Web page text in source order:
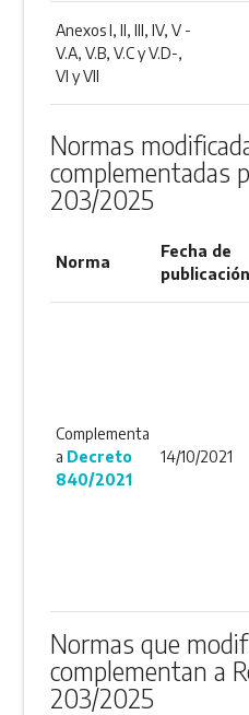
Anexos I, II, III, IV, V -
V.A, V.B, V.C y V.D-,
VI y VII
Normas
complementadas
203/2025
Norma
Fecha de
publicación
Complementa
a Decreto
840/2021
14/10/2021
Normas que
complementan a
203/2025